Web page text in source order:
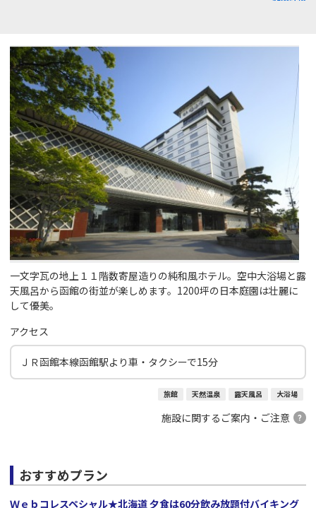
一文字瓦の地上１１階数寄屋造りの純和風ホテル。空中大浴場と露
天風呂から函館の街並が楽しめます。1200坪の日本庭園は壮麗に
して優美。
アクセス
ＪＲ函館本線函館駅より車・タクシーで15分
旅館 天然温泉 露天風呂 大浴場
施設に関するご案内・ご注意
おすすめプラン
Ｗｅｂコレスペシャル★北海道 夕食は60分飲み放題付バイキング